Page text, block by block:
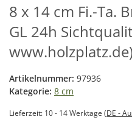
8 x 14 cm Fi.-Ta.
GL 24h
Artikelnummer: 97936
Kategorie: 8 cm
Lieferzeit: 10 - 14 Werktage (DE -